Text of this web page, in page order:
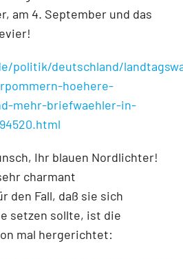
am 4. September und das
politik/deutschland/
hoehere-
mehr-briefwaehler-in-
Ihr blauen Nordlichter!
charmant
den Fall, daß sie sich
setzen sollte, ist die
mal hergerichtet: